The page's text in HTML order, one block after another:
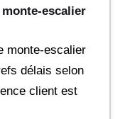
escalier
monte-escalier
délais selon
client est